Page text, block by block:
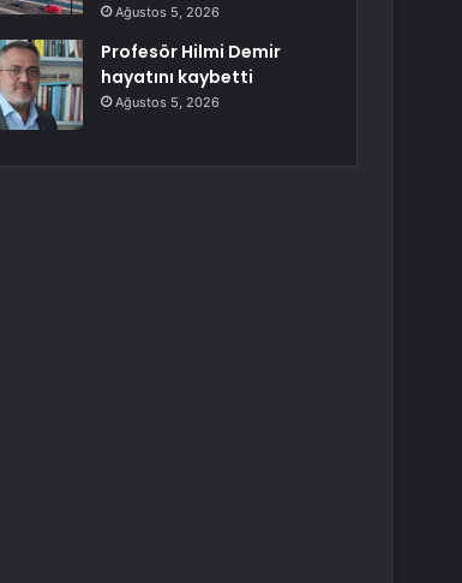
Ağustos 5, 2026
Profesör Hilmi Demir
hayatını kaybetti
Ağustos 5, 2026